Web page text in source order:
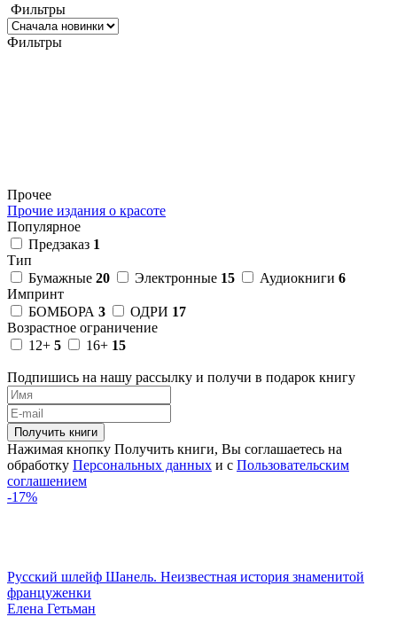
Фильтры
Фильтры
Прочее
Прочие издания о красоте
Популярное
Предзаказ 1
Тип
Бумажные 20 Электронные 15 Аудиокниги 6
Импринт
БОМБОРА 3 ОДРИ 17
Возрастное ограничение
12+ 5 16+ 15
Подпишись на нашу рассылку и получи в подарок книгу
Получить книги
Нажимая кнопку Получить книги, Вы соглашаетесь на
обработку Персональных данных и с Пользовательским
соглашением
-17%
Русский шлейф Шанель. Неизвестная история знаменитой
француженки
Елена Гетьман